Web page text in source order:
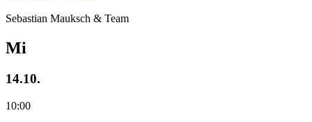
Sebastian Mauksch & Team
Mi
14.10.
10:00